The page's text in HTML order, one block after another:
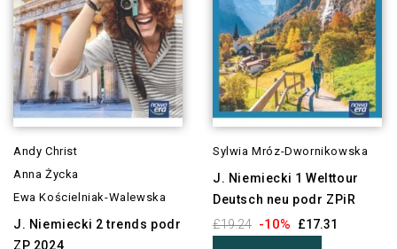
Andy Christ
Anna Życka
Ewa Kościelniak-Walewska
J. Niemiecki 2 trends podr
ZP 2024
Sylwia Mróz-Dwornikowska
J. Niemiecki 1 Welttour
Deutsch neu podr ZPiR
£19.24 -10% £17.31